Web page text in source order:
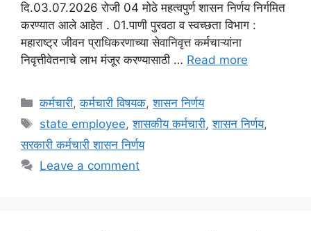
दि.03.07.2026 रोजी 04 मोठे महत्वपुर्ण शासन निर्णय निर्गमित
करण्यात आले आहेत . 01.पाणी पुरवठा व स्वच्छता विभाग :
महाराष्ट्र जीवन प्राधिकरणाच्या सेवानिवृत्त कर्मचाऱ्यांना
निवृत्तीवेतनाचे लाभ मंजूर करण्यासाठी … Read more
Categories
कर्मचारी,कर्मचारी विषयक,शासन निर्णय
Tags
state employee,शासकीय कर्मचारी,शासन निर्णय,
सरकारी कर्मचारी शासन निर्णय
Leave a comment